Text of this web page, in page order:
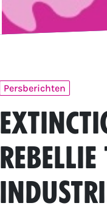
Persberichten
Rebellie